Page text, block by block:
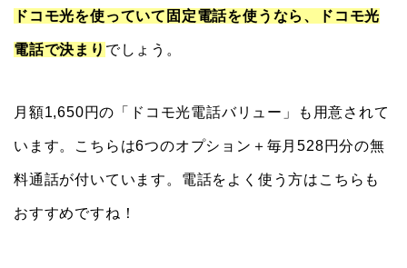
ドコモ光を使っていて固定電話を使うなら、ドコモ光
電話で決まり でしょう。
月額1,650円の「ドコモ光電話バリュー」も用意されて
います。こちらは6つのオプション＋毎月528円分の無
料通話が付いています。電話をよく使う方はこちらも
おすすめですね！